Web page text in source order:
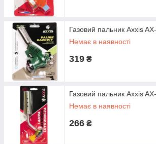
Газовий пальник Axxis
Немає в наявності
319 ₴
Газовий пальник Axxis
Немає в наявності
266 ₴